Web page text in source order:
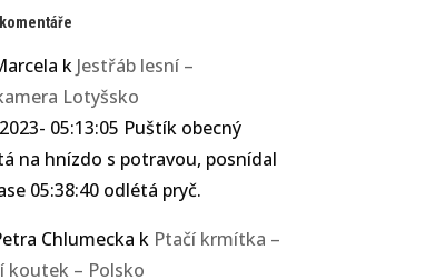
k Jestřáb lesní –
Lotyšsko
05:13:05 Puštík obecný
na hnízdo s potravou, posnídal
05:38:40 odlétá pryč.
Chlumecka k Ptačí krmítka –
koutek – Polsko